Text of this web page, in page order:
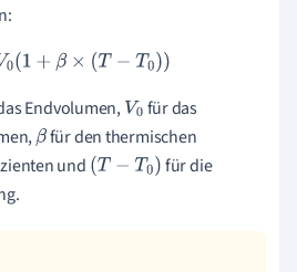
=V0 (1+ β×(T −T0 ))
Endvolumen, V0 für das
βfür den thermischen
und (T− T0 )
für die